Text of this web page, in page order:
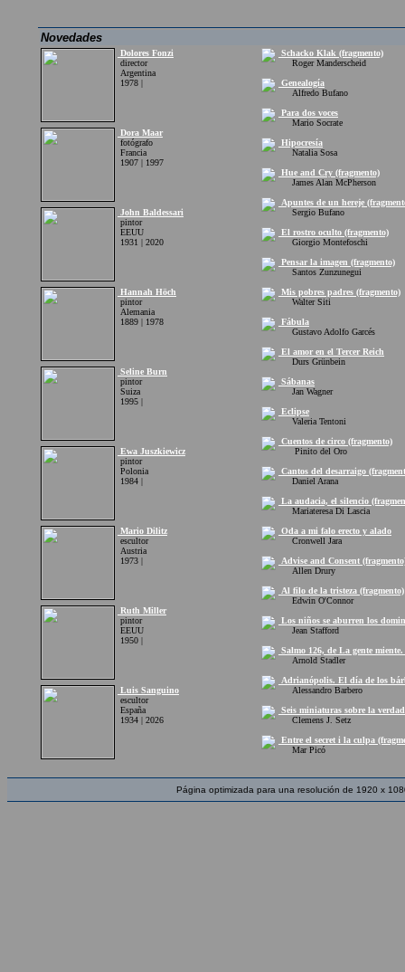
Novedades
Dolores Fonzi
director
Argentina
1978 |
Dora Maar
fotógrafo
Francia
1907 | 1997
John Baldessari
pintor
EEUU
1931 | 2020
Hannah Höch
pintor
Alemania
1889 | 1978
Seline Burn
pintor
Suiza
1995 |
Ewa Juszkiewicz
pintor
Polonia
1984 |
Mario Dilitz
escultor
Austria
1973 |
Ruth Miller
pintor
EEUU
1950 |
Luis Sanguino
escultor
España
1934 | 2026
Schacko Klak (fragmento)
Roger Manderscheid
Genealogía
Alfredo Bufano
Para dos voces
Mario Socrate
Hipocresía
Natalia Sosa
Hue and Cry (fragmento)
James Alan McPherson
Apuntes de un hereje
Sergio Bufano
El rostro oculto (fragmento)
Giorgio Montefoschi
Pensar la imagen (fragmento)
Santos Zunzunegui
Mis pobres padres (fragmento)
Walter Siti
Fábula
Gustavo Adolfo Garcés
El amor en el Tercer Reich
Durs Grünbein
Sábanas
Jan Wagner
Eclipse
Valeria Tentoni
Cuentos de circo (fragmento)
Pinito del Oro
Cantos del desarraigo
Daniel Arana
La audacia, el silencio
Mariateresa Di Lascia
Oda a mi falo erecto y alado
Cronwell Jara
Advise and Consent
Allen Drury
Al filo de la tristeza (fragmento)
Edwin O'Connor
Los niños se aburren los
Jean Stafford
Salmo 126, de La gente
Arnold Stadler
Adrianópolis. El día de los
Alessandro Barbero
Seis miniaturas sobre la
Clemens J. Setz
Entre el secret i la culpa
Mar Picó
Página optimizada para una resolución de 1920 x